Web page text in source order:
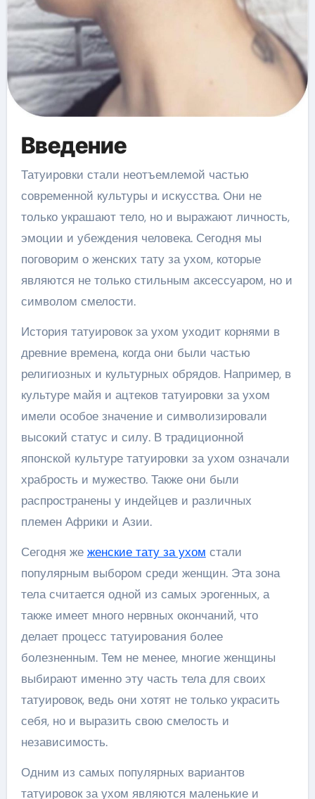
Введение
Татуировки стали неотъемлемой частью
современной культуры и искусства. Они не
только украшают тело, но и выражают личность,
эмоции и убеждения человека. Сегодня мы
поговорим о женских тату за ухом, которые
являются не только стильным аксессуаром, но и
символом смелости.
История татуировок за ухом уходит корнями в
древние времена, когда они были частью
религиозных и культурных обрядов. Например, в
культуре майя и ацтеков татуировки за ухом
имели особое значение и символизировали
высокий статус и силу. В традиционной
японской культуре татуировки за ухом означали
храбрость и мужество. Также они были
распространены у индейцев и различных
племен Африки и Азии.
Сегодня же женские тату за ухом стали
популярным выбором среди женщин. Эта зона
тела считается одной из самых эрогенных, а
также имеет много нервных окончаний, что
делает процесс татуирования более
болезненным. Тем не менее, многие женщины
выбирают именно эту часть тела для своих
татуировок, ведь они хотят не только украсить
себя, но и выразить свою смелость и
независимость.
Одним из самых популярных вариантов
татуировок за ухом являются маленькие и